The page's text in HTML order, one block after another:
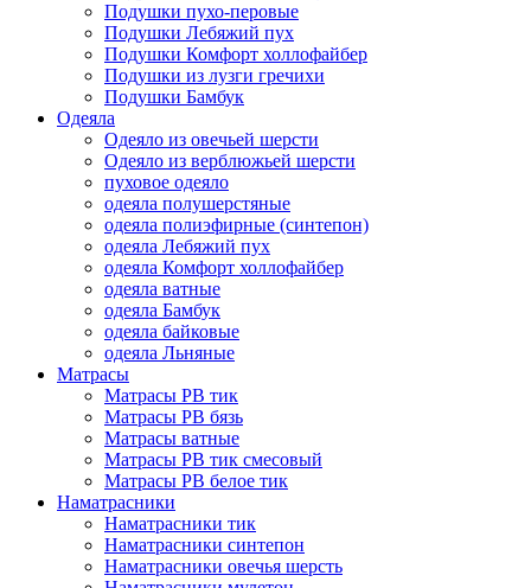
Подушки пухо-перовые
Подушки Лебяжий пух
Подушки Комфорт холлофайбер
Подушки из лузги гречихи
Подушки Бамбук
Одеяла
Одеяло из овечьей шерсти
Одеяло из верблюжьей шерсти
пуховое одеяло
одеяла полушерстяные
одеяла полиэфирные (синтепон)
одеяла Лебяжий пух
одеяла Комфорт холлофайбер
одеяла ватные
одеяла Бамбук
одеяла байковые
одеяла Льняные
Матрасы
Матрасы РВ тик
Матрасы РВ бязь
Матрасы ватные
Матрасы РВ тик смесовый
Матрасы РВ белое тик
Наматрасники
Наматрасники тик
Наматрасники синтепон
Наматрасники овечья шерсть